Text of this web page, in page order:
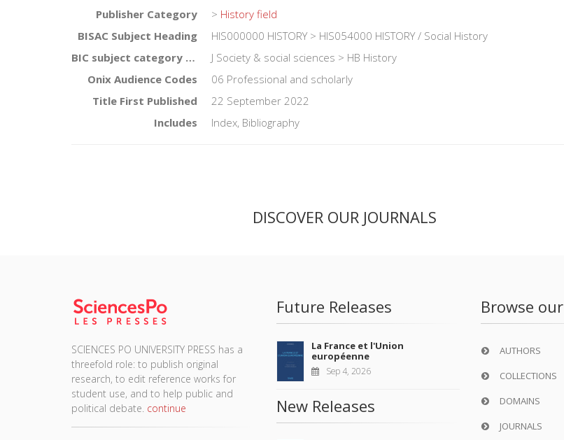
Publisher Category
> History field
BISAC Subject Heading
HIS000000 HISTORY > HIS054000 HISTORY / Social History
BIC subject category (UK)
J Society & social sciences > HB History
Onix Audience Codes
06 Professional and scholarly
Title First Published
22 September 2022
Includes
Index, Bibliography
DISCOVER OUR JOURNALS
SCIENCES PO UNIVERSITY PRESS has a
threefold role: to publish original
research, to edit reference works for
student use, and to help public and
political debate. continue
Future Releases
La France et l'Union
européenne
Sep 4, 2026
New Releases
Browse our
AUTHORS
COLLECTIONS
DOMAINS
JOURNALS